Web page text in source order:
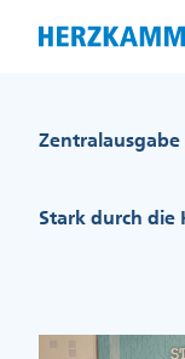
Zentralausgabe
Stark durch